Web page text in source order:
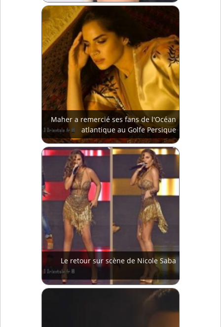
Maher a remercié ses fans de l'Océan
atlantique au Golfe Persique
Le retour sur scène de Nicole Saba